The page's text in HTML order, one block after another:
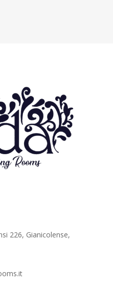
226, Gianicolense,